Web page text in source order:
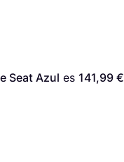
Seat Azul es 141,99 €